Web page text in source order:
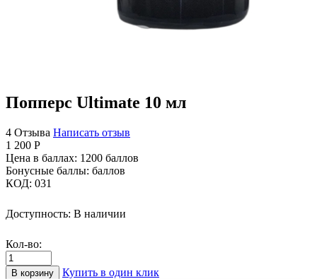
Попперс Ultimate 10 мл
4 Отзыва Написать отзыв
1 200 Р
Цена в баллах: 1200 баллов
Бонусные баллы: баллов
КОД: 031
Доступность: В наличии
Кол-во:
В корзину Купить в один клик